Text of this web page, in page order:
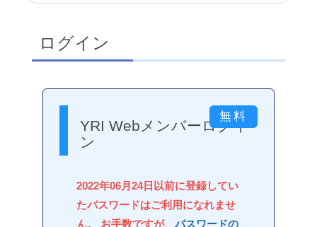
ログイン
YRI Webメンバーログイ
ン
2022年06月24日以前に登録してい
たパスワードはご利用になれませ
ん。 お手数ですが、 パスワードの